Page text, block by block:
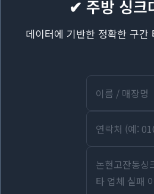
✔ 주방 싱크
데이터에 기반한 정확한 구